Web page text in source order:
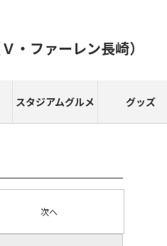
Ｖ・ファーレン長崎）
スタジアムグルメ グッズ
次へ